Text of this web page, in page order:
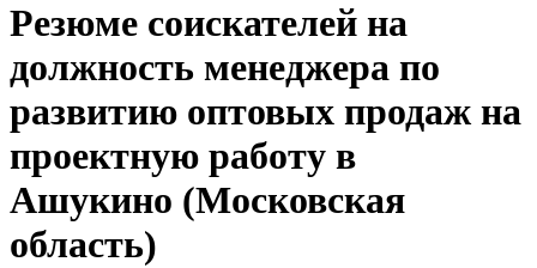
Резюме соискателей на
должность менеджера по
развитию оптовых продаж на
проектную работу в
Ашукино (Московская
область)